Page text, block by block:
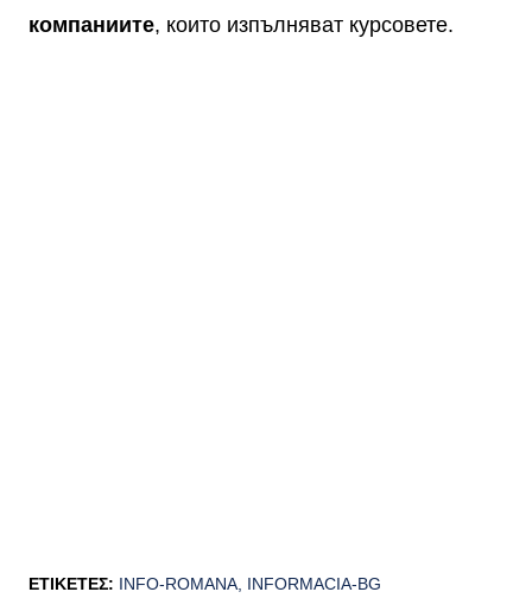
компаниите, които изпълняват курсовете.
ΕΤΙΚΈΤΕΣ: INFO-ROMANA INFORMACIA-BG